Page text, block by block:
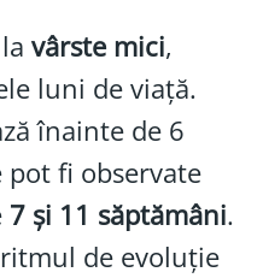
vârste mici,
luni de viață.
înainte de 6
fi observate
7 și 11 săptămâni.
de evoluție